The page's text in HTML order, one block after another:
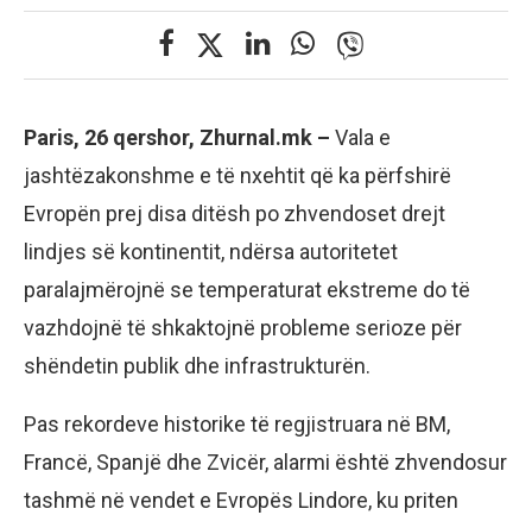
Paris, 26 qershor, Zhurnal.mk – Vala e
jashtëzakonshme e të nxehtit që ka përfshirë
Evropën prej disa ditësh po zhvendoset drejt
lindjes së kontinentit, ndërsa autoritetet
paralajmërojnë se temperaturat ekstreme do të
vazhdojnë të shkaktojnë probleme serioze për
shëndetin publik dhe infrastrukturën.
Pas rekordeve historike të regjistruara në BM,
Francë, Spanjë dhe Zvicër, alarmi është zhvendosur
tashmë në vendet e Evropës Lindore, ku priten